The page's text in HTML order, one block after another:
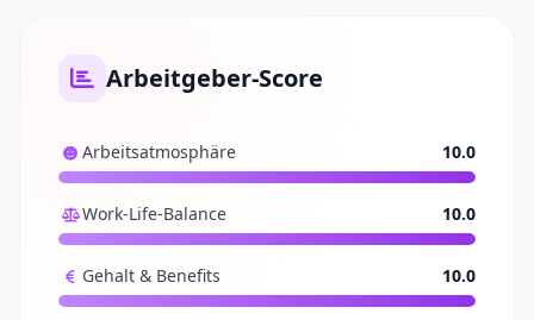
Arbeitgeber-Score
Arbeitsatmosphäre 10.0
Work-Life-Balance 10.0
Gehalt & Benefits 10.0